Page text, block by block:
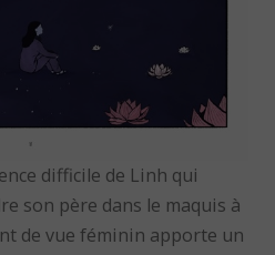
difficile de Linh qui
son père dans le maquis à
de vue féminin apporte un